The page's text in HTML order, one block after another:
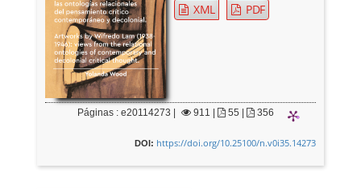
XML PDF
Páginas : e20114273 | 911 55 | 356
DOI: https://doi.org/10.25100/n.v0i35.14273